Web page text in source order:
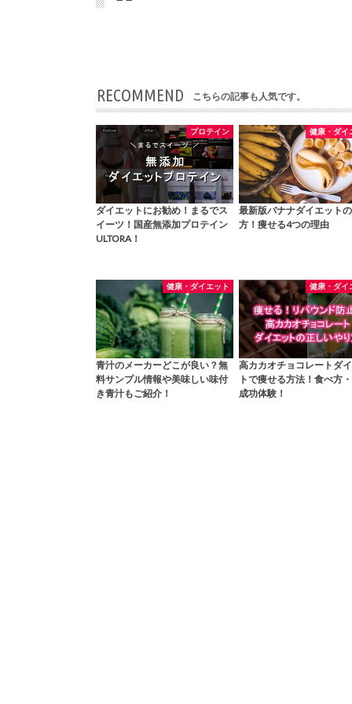
RECOMMEND こちらの記事も人気です。
プロテイン
ダイエットにお勧め！まるでス
イーツ！国産無添加プロテイン
ULTORA！
健康・ダイ
最新版バナナダイエット
方！痩せる4つの理由
健康・ダイエット
青汁のメーカーどこが良い？無
料サンプル情報や美味しい味付
き青汁もご紹介！
健康・ダイ
高カカオチョコレートダ
トで痩せる方法！食べ方・
成功体験！